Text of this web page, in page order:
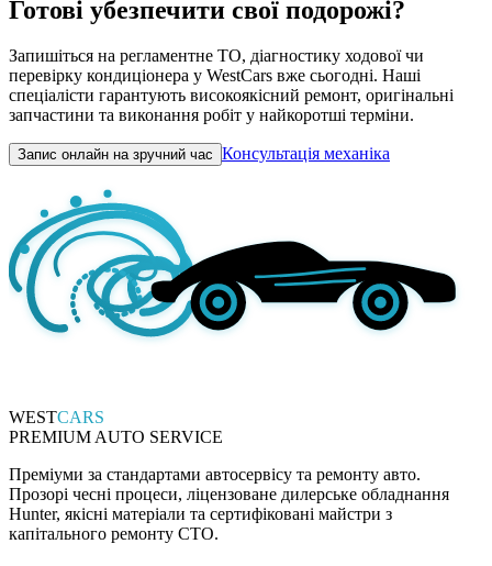
Готові убезпечити свої подорожі?
Запишіться на регламентне ТО, діагностику ходової чи
перевірку кондиціонера у WestCars вже сьогодні. Наші
спеціалісти гарантують високоякісний ремонт, оригінальні
запчастини та виконання робіт у найкоротші терміни.
Запис онлайн на зручний час Консультація механіка
WESTCARS
PREMIUM AUTO SERVICE
Преміуми за стандартами автосервісу та ремонту авто.
Прозорі чесні процеси, ліцензоване дилерське обладнання
Hunter, якісні матеріали та сертифіковані майстри з
капітального ремонту СТО.